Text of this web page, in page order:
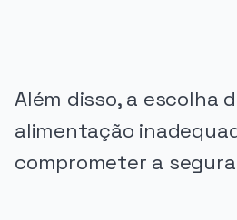
Além disso, a escolha
alimentação
comprometer a